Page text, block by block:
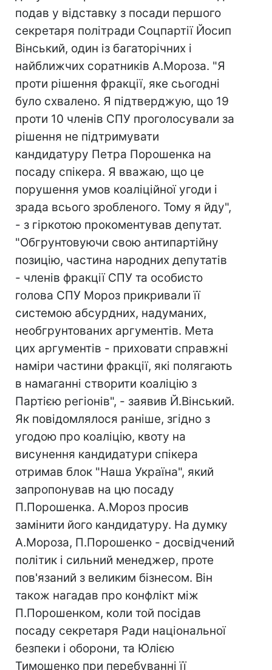
подав у відставку з посади першого
секретаря політради Соцпартії Йосип
Вінський, один із багаторічних і
найближчих соратників А.Мороза. "Я
проти рішення фракції, яке сьогодні
було схвалено. Я підтверджую, що 19
проти 10 членів СПУ проголосували за
рішення не підтримувати
кандидатуру Петра Порошенка на
посаду спікера. Я вважаю, що це
порушення умов коаліційної угоди і
зрада всього зробленого. Тому я йду",
- з гіркотою прокоментував депутат.
"Обгрунтовуючи свою антипартійну
позицію, частина народних депутатів
- членів фракції СПУ та особисто
голова СПУ Мороз прикривали її
системою абсурдних, надуманих,
необгрунтованих аргументів. Мета
цих аргументів - приховати справжні
наміри частини фракції, які полягають
в намаганні створити коаліцію з
Партією регіонів", - заявив Й.Вінський.
Як повідомлялося раніше, згідно з
угодою про коаліцію, квоту на
висунення кандидатури спікера
отримав блок "Наша Україна", який
запропонував на цю посаду
П.Порошенка. А.Мороз просив
замінити його кандидатуру. На думку
А.Мороза, П.Порошенко - досвідчений
політик і сильний менеджер, проте
пов'язаний з великим бізнесом. Він
також нагадав про конфлікт між
П.Порошенком, коли той посідав
посаду секретаря Ради національної
безпеки і оборони, та Юлією
Тимошенко при перебуванні її